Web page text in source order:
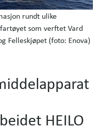
rundt ulike
som verftet Vard
Felleskjøpet (foto: Enova)
HEILO